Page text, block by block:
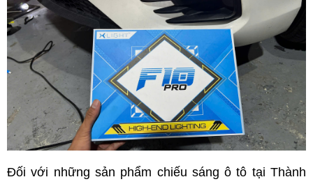
Đối với những sản phẩm chiếu sáng ô tô tại Thành